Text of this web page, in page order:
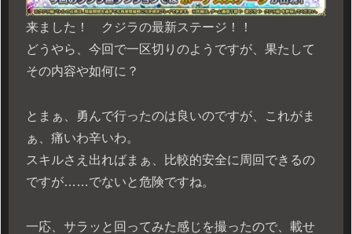
来ました！ クジラの最新ステージ！！
どうやら、今回で一区切りのようですが、果たして
その内容や如何に？
とまぁ、勇んで行ったのは良いのですが、これがま
ぁ、痛いわ辛いわ。
スキルさえ出ればまぁ、比較的安全に周回できるの
ですが……でないと危険ですね。
一応、サラッと回ってみた感じを撮ったので、載せ